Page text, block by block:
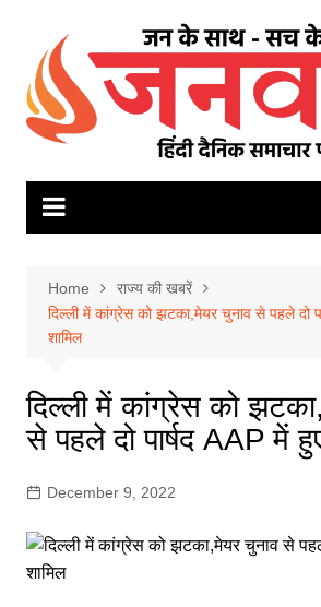
content
Home
राज्य की खबरें
दिल्ली में कांग्रेस को झटका,मेयर चुनाव से पहले दो
शामिल
दिल्ली में कांग्रेस को
से पहले दो पार्षद AAP में
December 9, 2022